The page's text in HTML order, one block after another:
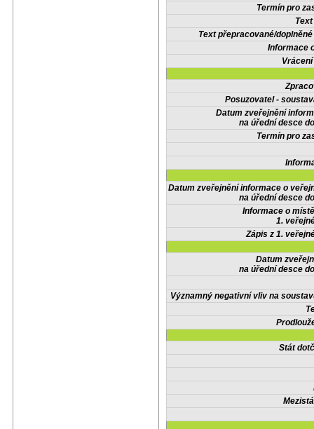
Termín pro
Text přepracované/
Informace
Posuzovatel -
Datum zveřejnění
na úřední desce
Termín pro
Datum zveřejnění informace o
na úřední desce
Informace o
1.
Zápis z 1.
Datum
na úřední desce
Významný negativní vliv na
Stát